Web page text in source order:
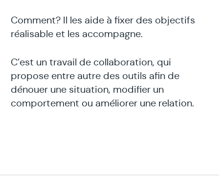
Comment? Il les aide à fixer des objectifs
réalisable et les accompagne.
C’est un travail de collaboration, qui
propose entre autre des outils afin de
dénouer une situation, modifier un
comportement ou améliorer une relation.